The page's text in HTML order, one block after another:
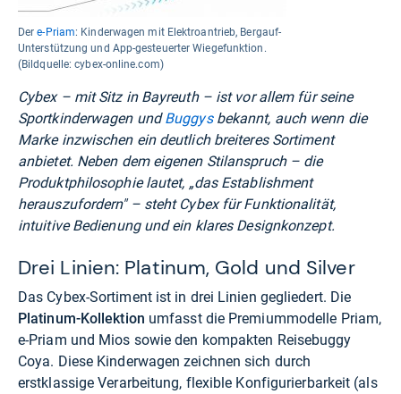
Dere-Priam: Kinderwagen mit Elektroantrieb, Bergauf-
Unterstützung und App-gesteuerter Wiegefunktion.
(Bildquelle: cybex-online.com)
Cybex – mit Sitz in Bayreuth – ist vor allem für seine
Sportkinderwagen undBuggysbekannt, auch wenn die
Marke inzwischen ein deutlich breiteres Sortiment
anbietet. Neben dem eigenen Stilanspruch – die
Produktphilosophie lautet, „das Establishment
herauszufordern" – steht Cybex für Funktionalität,
intuitive Bedienung und ein klares Designkonzept.
Drei Linien: Platinum, Gold und Silver
Das Cybex-Sortiment ist in drei Linien gegliedert. Die
Platinum-Kollektion umfasst die Premiummodelle Priam,
e-Priam und Mios sowie den kompakten Reisebuggy
Coya. Diese Kinderwagen zeichnen sich durch
erstklassige Verarbeitung, flexible Konfigurierbarkeit (als